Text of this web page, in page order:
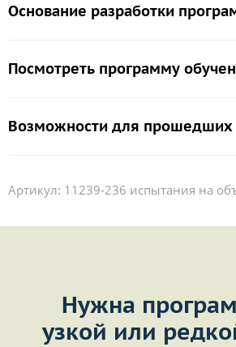
Основание разработки
Посмотреть программу
Возможности для прошедших
Артикул: 11239-236 испытания на
Нужна
узкой или